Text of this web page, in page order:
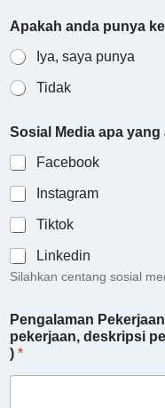
Apakah anda punya
Iya, saya punya
Tidak
V
,
d
i
b
u
t
u
h
n
A
p
a
Sosial Media apa
Facebook
Instagram
Tiktok
Linkedin
Silahkan centang sosial
Pengalaman
pekerjaan, deskripsi
) *